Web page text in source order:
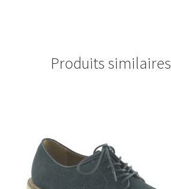
Produits similaires